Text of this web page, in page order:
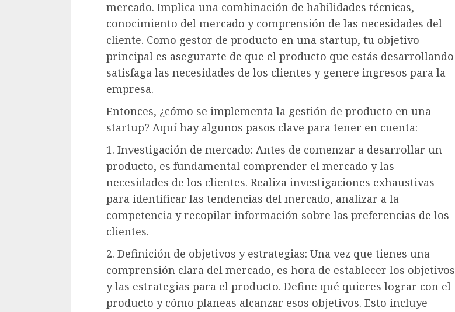
mercado. Implica una combinación de habilidades técnicas,
conocimiento del mercado y comprensión de las necesidades del
cliente. Como gestor de producto en una startup, tu objetivo
principal es asegurarte de que el producto que estás desarrollando
satisfaga las necesidades de los clientes y genere ingresos para la
empresa.
Entonces, ¿cómo se implementa la gestión de producto en una
startup? Aquí hay algunos pasos clave para tener en cuenta:
1. Investigación de mercado: Antes de comenzar a desarrollar un
producto, es fundamental comprender el mercado y las
necesidades de los clientes. Realiza investigaciones exhaustivas
para identificar las tendencias del mercado, analizar a la
competencia y recopilar información sobre las preferencias de los
clientes.
2. Definición de objetivos y estrategias: Una vez que tienes una
comprensión clara del mercado, es hora de establecer los objetivos
y las estrategias para el producto. Define qué quieres lograr con el
producto y cómo planeas alcanzar esos objetivos. Esto incluye